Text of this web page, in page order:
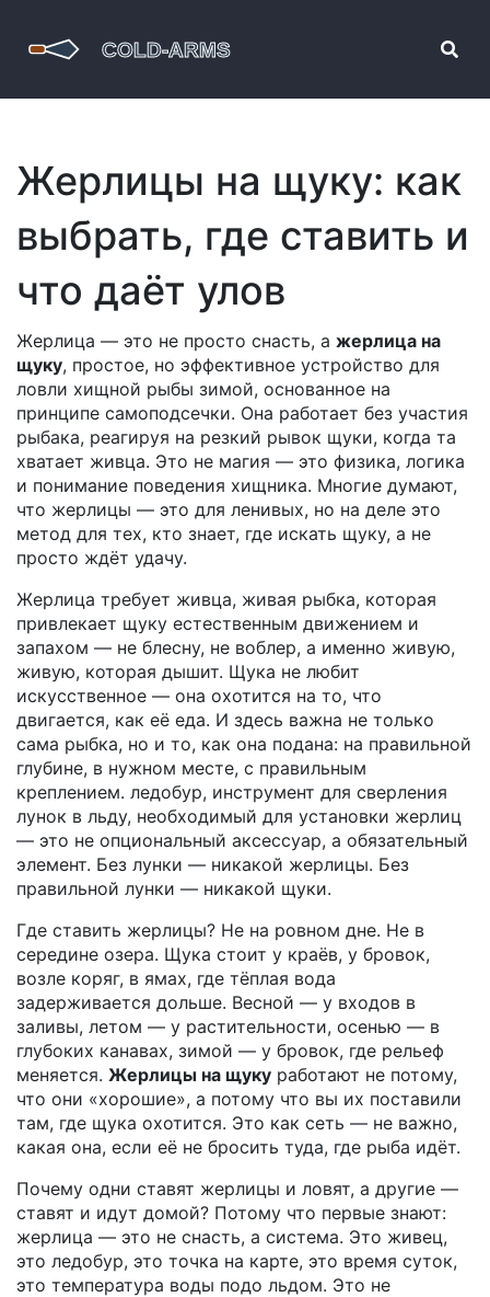
Жерлицы на щуку: как
выбрать, где ставить и
что даёт улов
Жерлица — это не просто снасть, а жерлица на
щуку, простое, но эффективное устройство для
ловли хищной рыбы зимой, основанное на
принципе самоподсечки. Она работает без участия
рыбака, реагируя на резкий рывок щуки, когда та
хватает живца. Это не магия — это физика, логика
и понимание поведения хищника. Многие думают,
что жерлицы — это для ленивых, но на деле это
метод для тех, кто знает, где искать щуку, а не
просто ждёт удачу.
Жерлица требует живца, живая рыбка, которая
привлекает щуку естественным движением и
запахом — не блесну, не воблер, а именно живую,
живую, которая дышит. Щука не любит
искусственное — она охотится на то, что
двигается, как её еда. И здесь важна не только
сама рыбка, но и то, как она подана: на правильной
глубине, в нужном месте, с правильным
креплением. ледобур, инструмент для сверления
лунок в льду, необходимый для установки жерлиц
— это не опциональный аксессуар, а обязательный
элемент. Без лунки — никакой жерлицы. Без
правильной лунки — никакой щуки.
Где ставить жерлицы? Не на ровном дне. Не в
середине озера. Щука стоит у краёв, у бровок,
возле коряг, в ямах, где тёплая вода
задерживается дольше. Весной — у входов в
заливы, летом — у растительности, осенью — в
глубоких канавах, зимой — у бровок, где рельеф
меняется. Жерлицы на щуку работают не потому,
что они «хорошие», а потому что вы их поставили
там, где щука охотится. Это как сеть — не важно,
какая она, если её не бросить туда, где рыба идёт.
Почему одни ставят жерлицы и ловят, а другие —
ставят и идут домой? Потому что первые знают:
жерлица — это не снасть, а система. Это живец,
это ледобур, это точка на карте, это время суток,
это температура воды подо льдом. Это не